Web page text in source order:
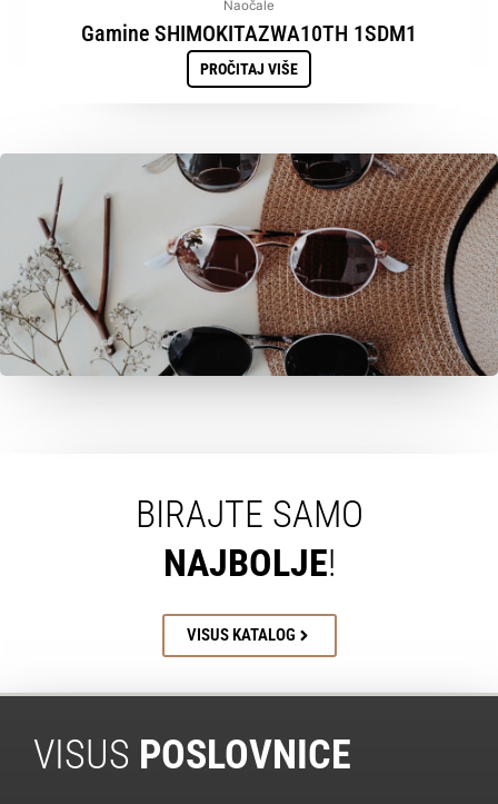
Naočale
Gamine SHIMOKITAZWA10TH 1SDM1
PROČITAJ VIŠE
BIRAJTE SAMO
NAJBOLJE!
VISUS KATALOG
VISUS POSLOVNICE